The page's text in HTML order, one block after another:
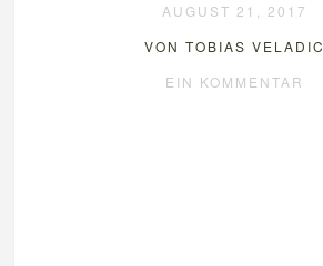
AUGUST 21, 2017
VON TOBIAS VELADIC
EIN KOMMENTAR